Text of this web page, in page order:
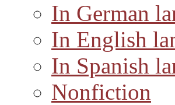
In German
In English
In Spanish
Nonfiction